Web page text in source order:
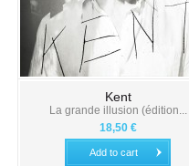
Kent
La grande illusion (édition...
18,50 €
Add to cart